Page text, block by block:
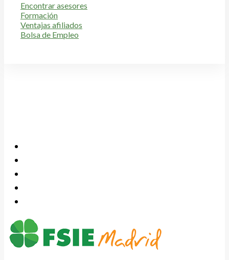
Encontrar asesores
Formación
Ventajas afiliados
Bolsa de Empleo